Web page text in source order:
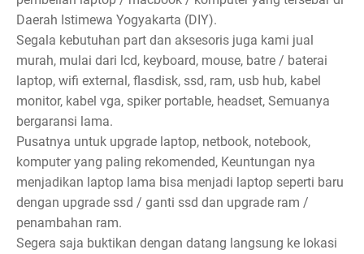
Daerah Istimewa Yogyakarta (DIY).
Segala kebutuhan part dan aksesoris juga kami jual
murah, mulai dari lcd, keyboard, mouse, batre / baterai
laptop, wifi external, flasdisk, ssd, ram, usb hub, kabel
monitor, kabel vga, spiker portable, headset, Semuanya
bergaransi lama.
Pusatnya untuk upgrade laptop, netbook, notebook,
komputer yang paling rekomended, Keuntungan nya
menjadikan laptop lama bisa menjadi laptop seperti baru
dengan upgrade ssd / ganti ssd dan upgrade ram /
penambahan ram.
Segera saja buktikan dengan datang langsung ke lokasi